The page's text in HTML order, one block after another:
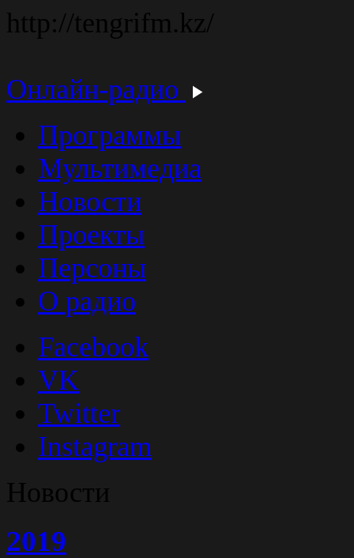
http://tengrifm.kz/
Онлайн-радио
Программы
Мультимедиа
Новости
Проекты
Персоны
О радио
Facebook
VK
Twitter
Instagram
Новости
2019